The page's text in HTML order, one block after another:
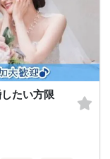
たい方限